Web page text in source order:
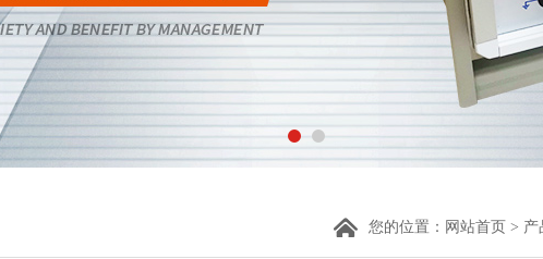
您的位置： 网站首页 > 产